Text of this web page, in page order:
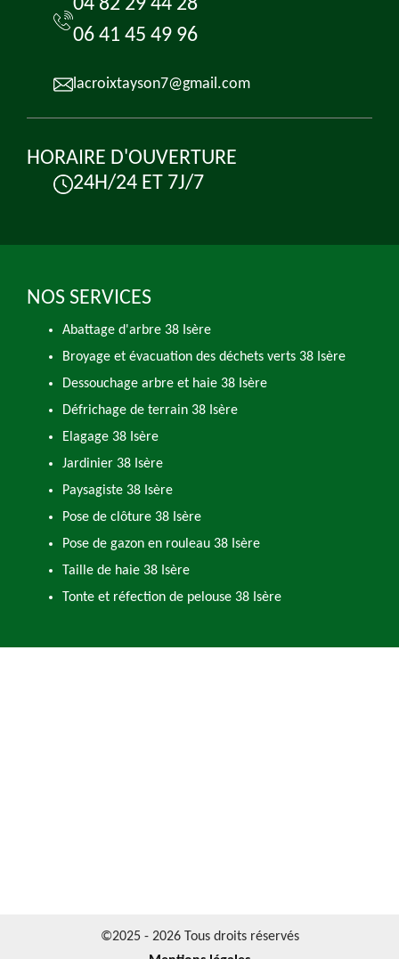
04 82 29 44 28
06 41 45 49 96
lacroixtayson7@gmail.com
HORAIRE D'OUVERTURE
24H/24 ET 7J/7
NOS SERVICES
Abattage d'arbre 38 Isère
Broyage et évacuation des déchets verts 38 Isère
Dessouchage arbre et haie 38 Isère
Défrichage de terrain 38 Isère
Elagage 38 Isère
Jardinier 38 Isère
Paysagiste 38 Isère
Pose de clôture 38 Isère
Pose de gazon en rouleau 38 Isère
Taille de haie 38 Isère
Tonte et réfection de pelouse 38 Isère
©2025 - 2026 Tous droits réservés